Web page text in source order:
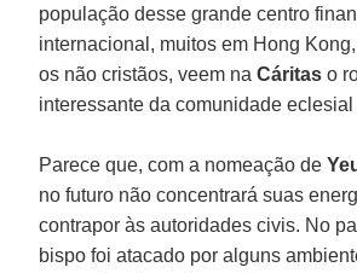
população desse grande centro
internacional, muitos em Hong
os não cristãos, veem naCáritas o
interessante da comunidade eclesial
Parece que, com a nomeação de
no futuro não concentrará suas
contrapor às autoridades civis. No
bispo foi atacado por alguns